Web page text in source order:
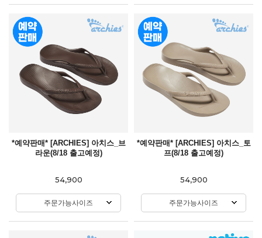
*예약판매* [ARCHIES] 아치스_브
라운(8/18 출고예정)
54,900
주문가능사이즈
*예약판매* [ARCHIES] 아치스_토
프(8/18 출고예정)
54,900
주문가능사이즈